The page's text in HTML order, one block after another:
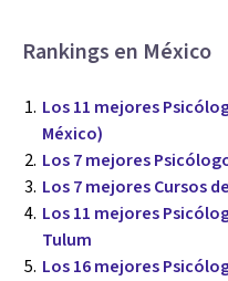
Rankings en México
Los 11 mejores
México)
Los 7 mejores
Los 7 mejores Cursos
Los 11 mejores
Tulum
Los 16 mejores